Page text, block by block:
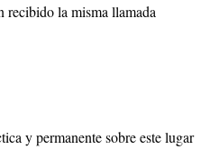
recibido la misma llamada
y permanente sobre este lugar